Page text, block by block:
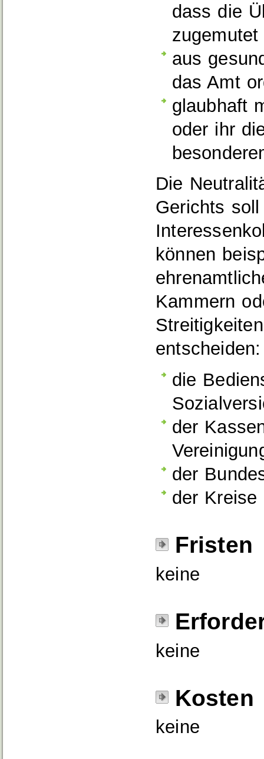
dass die
aus
das Amt
glaubhaft
oder ihr
Die
Gerichts
können
Kammern
entscheiden:
die
der
der
der
Fristen
keine
keine
Kosten
keine